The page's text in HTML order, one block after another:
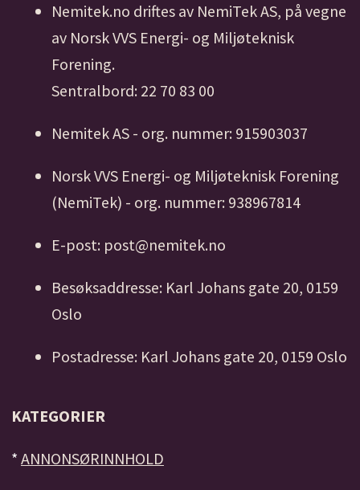
Nemitek.no driftes av NemiTek AS, på vegne
av Norsk VVS Energi- og Miljøteknisk
Forening.
Sentralbord: 22 70 83 00
Nemitek AS - org. nummer: 915903037
Norsk VVS Energi- og Miljøteknisk Forening
(NemiTek) - org. nummer: 938967814
E-post: post@nemitek.no
Besøksaddresse: Karl Johans gate 20, 0159
Oslo
Postadresse: Karl Johans gate 20, 0159 Oslo
KATEGORIER
* ANNONSØRINNHOLD